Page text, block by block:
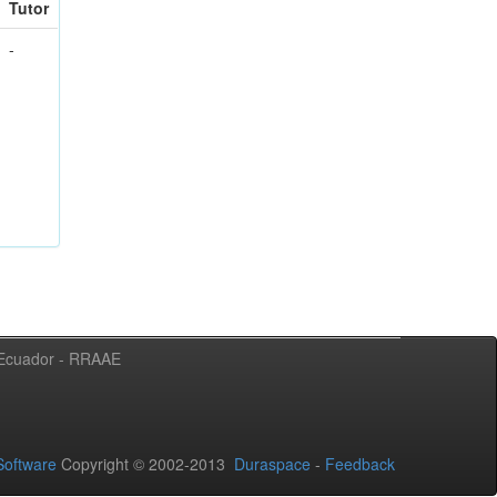
Tutor
-
- RRAAE
Copyright © 2002-2013 Duraspace - Feedback